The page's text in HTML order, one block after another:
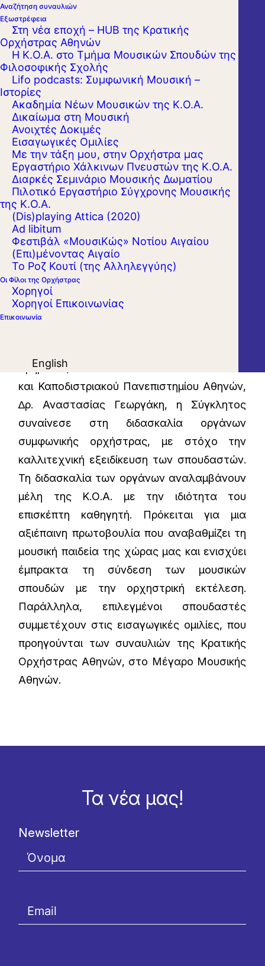
Αναζήτηση συναυλιών
Εξωστρέφεια
Στη νέα εποχή – HUB της Κρατικής
Ορχήστρας Αθηνών
Η Κ.Ο.Α. στο Τμήμα Μουσικών Σπουδών της
Φιλοσοφικής Σχολής
Lifo podcasts: Συμφωνική Μουσική –
Ιστορίες
Ακαδημία Νέων Μουσικών της Κ.Ο.Α.
Δικαίωμα στη Μουσική
Ανοιχτές Δοκιμές
Εισαγωγικές Ομιλίες
Με την τάξη μου, στην Ορχήστρα μας
Εργαστήριo Χάλκινων Πνευστών της Κ.Ο.Α.
Διαρκές Σεμινάριο Μουσικής Δωματίου
Πιλοτικό Εργαστήριο Σύγχρονης Μουσικής
της Κ.Ο.Α.
(Dis)playing Attica (2020)
Ad libitum
Φεστιβάλ «ΜουσιΚώς» Νοτίου Αιγαίου
(Επι)μένοντας Αιγαίο
Το Ροζ Κουτί (της Αλληλεγγύης)
Οι Φίλοι της Ορχήστρας
Χορηγοί
Χορηγοί Επικοινωνίας
Επικοινωνία
English
Συνεχίζεται η συνεργασία μεταξύ της Κ.Ο.Α.
και του Τμήματος Μουσικών Σπουδών της
Φιλοσοφικής Σχολής του Εθνικού και
Καποδιστριακού Πανεπιστημίου Αθηνών,
Τμήματος Μουσικών Σπουδών του Εθνικού
και Καποδιστριακού Πανεπιστημίου Αθηνών,
∆ρ. Αναστασίας Γεωργάκη, η Σύγκλητος
συναίνεσε στη διδασκαλία οργάνων
συμφωνικής ορχήστρας, με στόχο την
καλλιτεχνική εξειδίκευση των σπουδαστών.
Τη διδασκαλία των οργάνων αναλαμβάνουν
μέλη της Κ.Ο.Α. με την ιδιότητα του
επισκέπτη καθηγητή. Πρόκειται για μια
αξιέπαινη πρωτοβουλία που αναβαθμίζει τη
μουσική παιδεία της χώρας μας και ενισχύει
έμπρακτα τη σύνδεση των μουσικών
σπουδών με την ορχηστρική εκτέλεση.
Παράλληλα, επιλεγμένοι σπουδαστές
συμμετέχουν στις εισαγωγικές ομιλίες, που
προηγούνται των συναυλιών της Κρατικής
Ορχήστρας Αθηνών, στο Μέγαρο Μουσικής
Αθηνών.
Τα νέα μας!
Newsletter